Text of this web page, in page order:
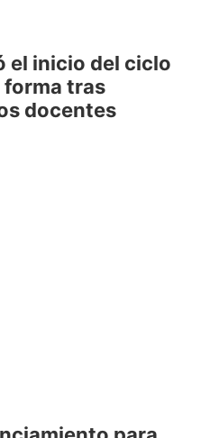
el inicio del ciclo
tras
docentes